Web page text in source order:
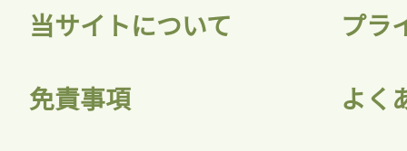
当サイトについて プラ
免責事項 よく